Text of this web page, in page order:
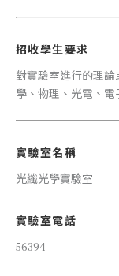
招收學生要求
對實驗室進行的理
學、物理、光電、電
實驗室名稱
光纖光學實驗室
實驗室電話
56394